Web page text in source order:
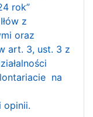
rok”
z
oraz
art. 3, ust. 3 z
na
opinii.